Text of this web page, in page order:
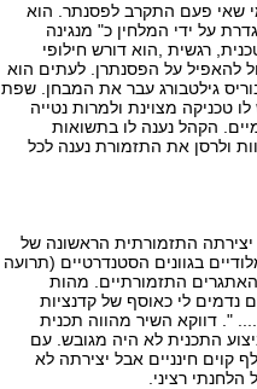
מס` 2 הנערץ על ידי כל מי שאי פעם התקרב לפסנתר. הוא
על ידי המלחין כ" מנגינה
רגשית ,הוא דורש חילופי
להאפיל על הפסנתרן. לעתים הוא
גילטבורג עבר את המבחן. שפת
מצוינת ולמרות נטייה
הקהל נענה לו בתשואות
ולרסן את התזמורת נענה לכל
ארגמן", היא יצירתה התזמורתית הראשונה של
בגוונים הסטנדרטיים (תרועה
התזמורתיים. מהות
נדמים לי כאוסף של קדנציות
". דווקא השיר מהווה תכנית
התכנית לא היה מגובש. עם
קוים חינניים אבל יצירתה לא
רציני.